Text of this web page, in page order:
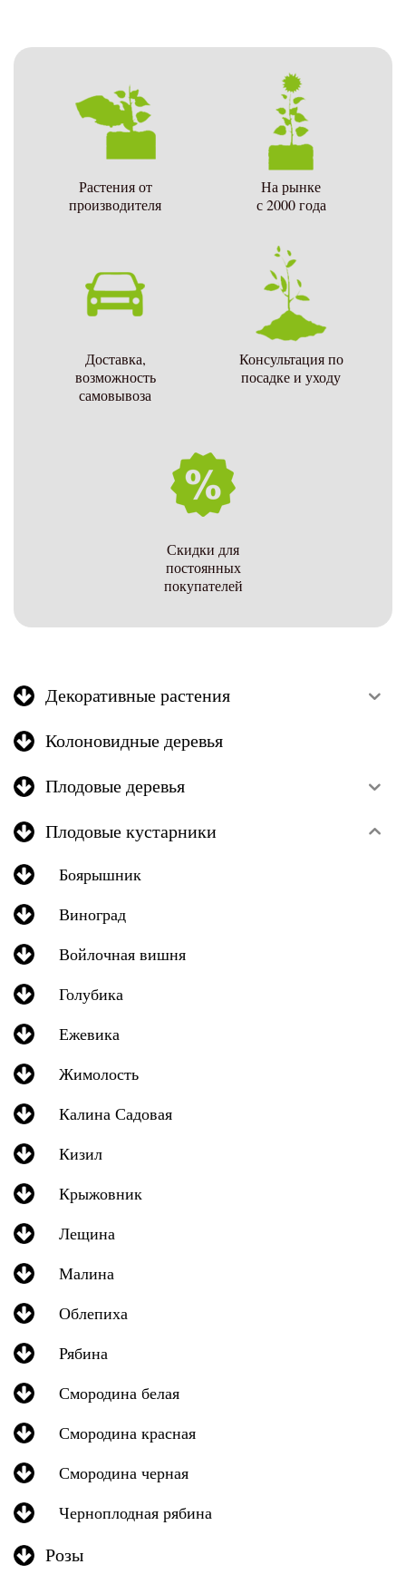
Декоративные растения
Колоновидные деревья
Плодовые деревья
Плодовые кустарники
Боярышник
Виноград
Войлочная вишня
Голубика
Ежевика
Жимолость
Калина Садовая
Кизил
Крыжовник
Лещина
Малина
Облепиха
Рябина
Смородина белая
Смородина красная
Смородина черная
Черноплодная рябина
Розы
Растения от
производителя
На рынке
с 2000 года
Доставка,
возможность
самовывоза
Консультация по
посадке и уходу
Скидки для
постоянных
покупателей